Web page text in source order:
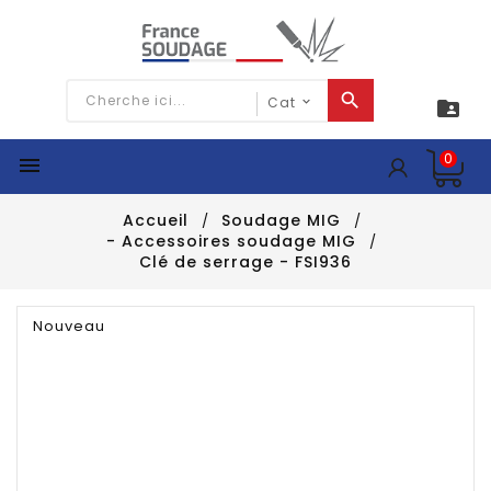

 0
Accueil
Soudage MIG
- Accessoires soudage MIG
Clé de serrage - FSI936
Nouveau